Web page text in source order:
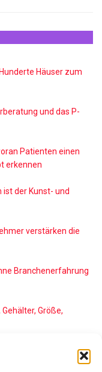
Häuser zum
und das P-
Patienten einen
erkennen
ist der Kunst- und
verstärken die
Branchenerfahrung
Größe,
Walmart-Erbin